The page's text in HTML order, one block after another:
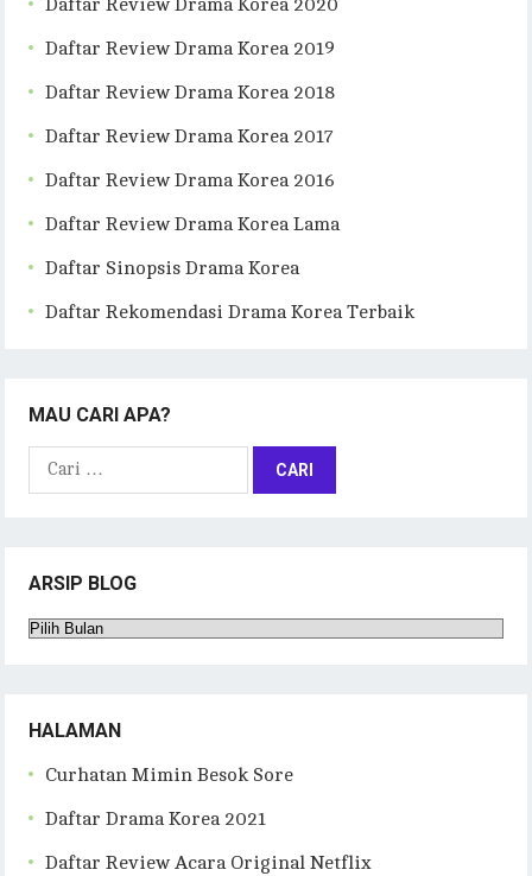
Daftar Review Drama Korea 2019
Daftar Review Drama Korea 2018
Daftar Review Drama Korea 2017
Daftar Review Drama Korea 2016
Daftar Review Drama Korea Lama
Daftar Sinopsis Drama Korea
Daftar Rekomendasi Drama Korea Terbaik
MAU CARI APA?
Cari
ARSIP BLOG
Arsip
HALAMAN
Curhatan Mimin Besok Sore
Daftar Drama Korea 2021
Daftar Review Acara Original Netflix